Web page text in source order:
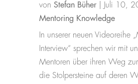
vonStefan Büher Juli 10,
Mentoring Knowledge
In unserer neuen Videoreihe
Interview“ sprechen wir mit
Mentoren über ihren Weg
die Stolpersteine auf deren